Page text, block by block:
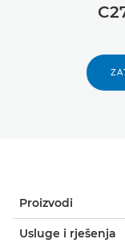
Proizvodi
Usluge i rješenja